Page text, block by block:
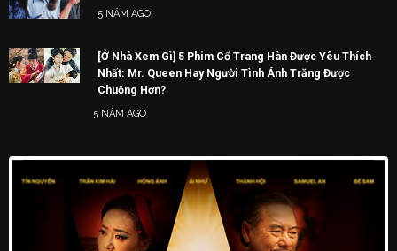
5 NĂM AGO
[Ở Nhà Xem Gì] 5 Phim Cổ Trang Hàn Được Yêu Thích
Nhất: Mr. Queen Hay Người Tình Ánh Trăng Được
Chuộng Hơn?
5 NĂM AGO